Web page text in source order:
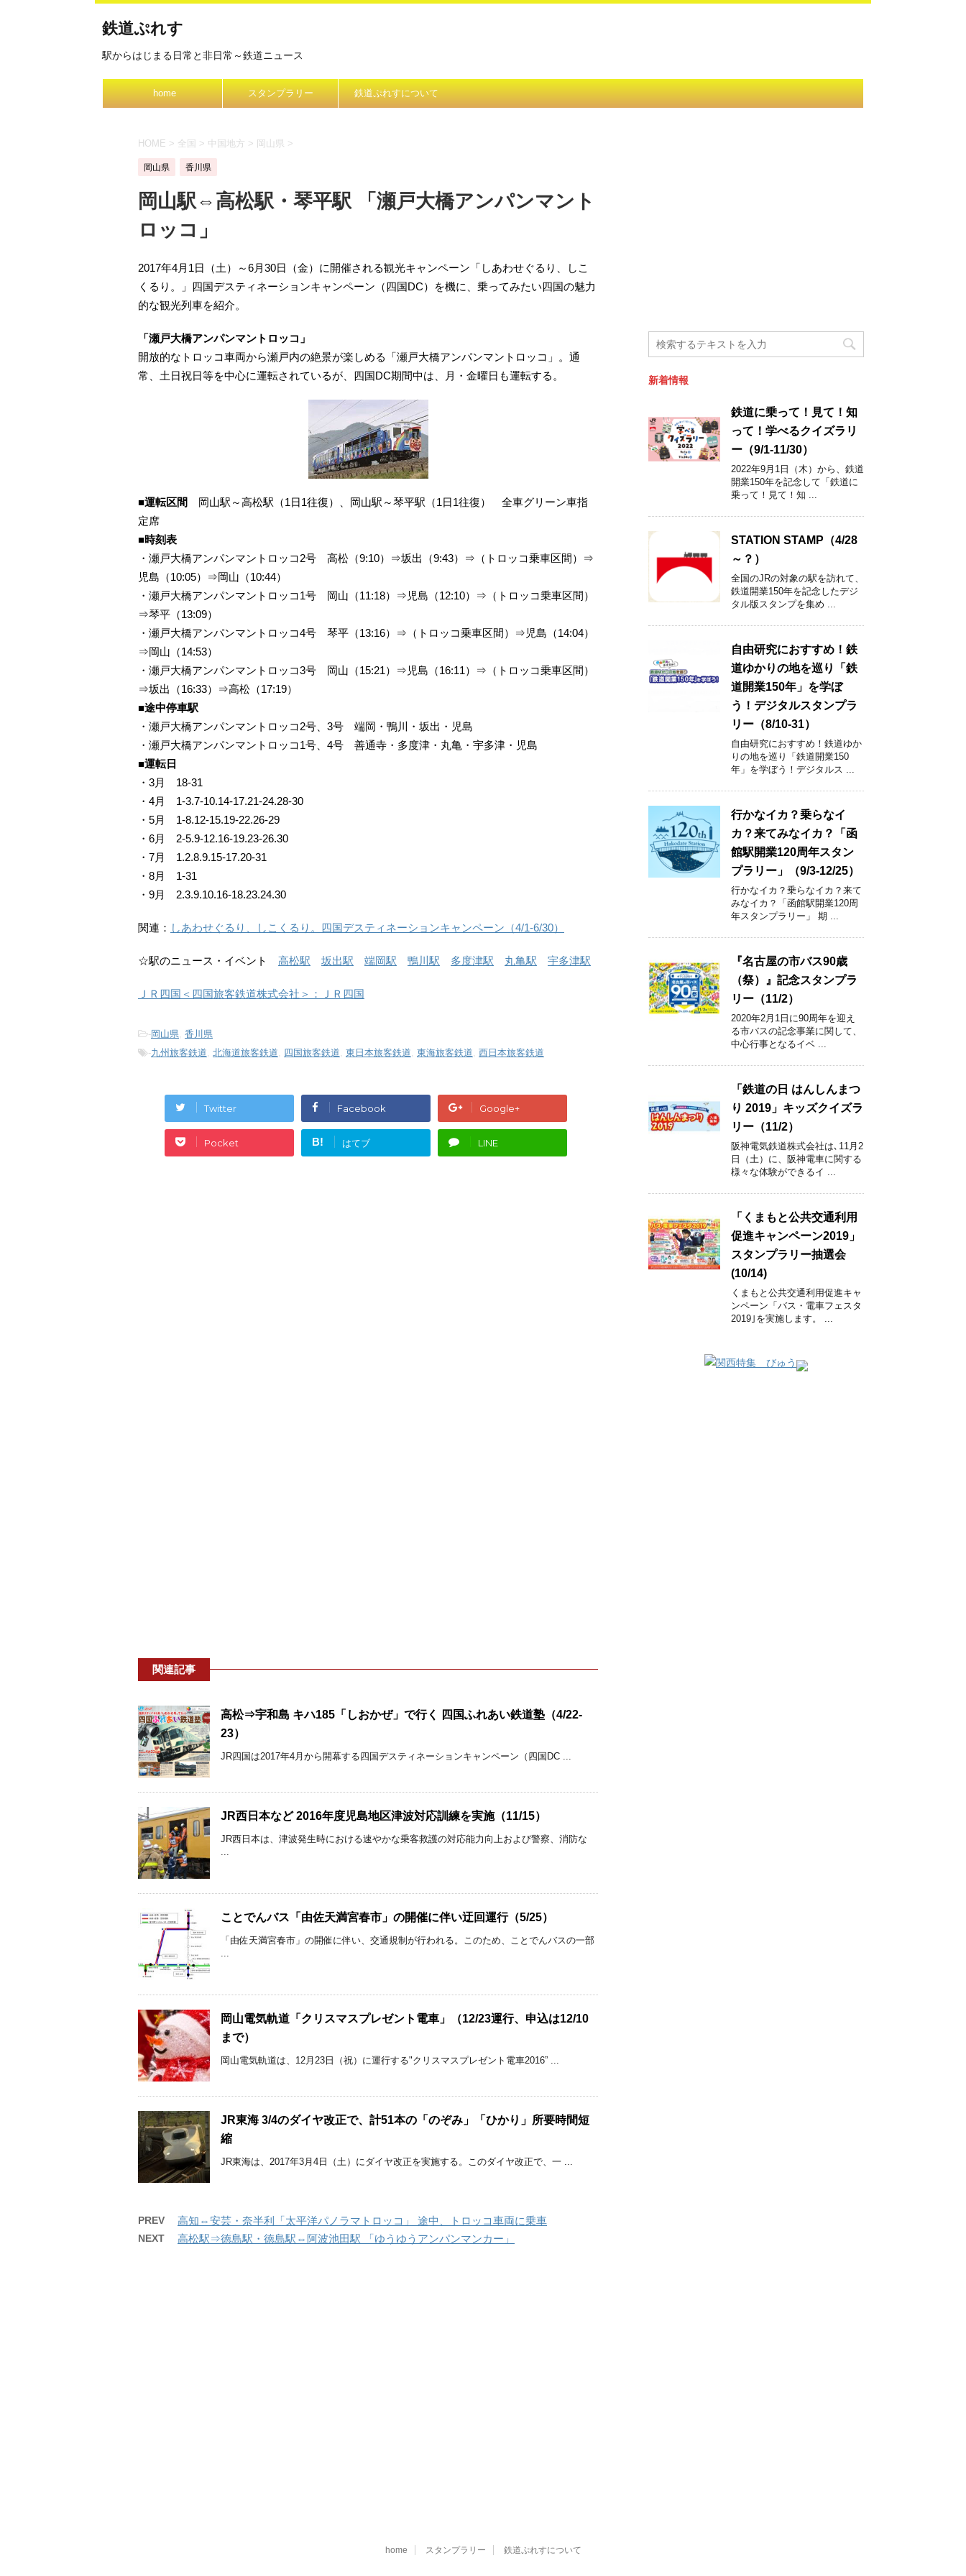
鉄道ぷれす
駅からはじまる日常と非日常～鉄道ニュース
home スタンプラリー 鉄道ぷれすについて
HOME > 全国 > 中国地方 > 岡山県 >
岡山県 香川県
岡山駅⇔高松駅・琴平駅 「瀬戸大橋アンパンマント
ロッコ」
2017年4月1日（土）～6月30日（金）に開催される観光キャンペーン「しあわせぐるり、しこ
くるり。」四国デスティネーションキャンペーン（四国DC）を機に、乗ってみたい四国の魅力
的な観光列車を紹介。
「瀬戸大橋アンパンマントロッコ」
開放的なトロッコ車両から瀬戸内の絶景が楽しめる「瀬戸大橋アンパンマントロッコ」。通
常、土日祝日等を中心に運転されているが、四国DC期間中は、月・金曜日も運転する。
■運転区間
岡山駅～高松駅（1日1往復）、岡山駅～琴平駅（1日1往復） 全車グリーン車指
定席
■時刻表
・瀬戸大橋アンパンマントロッコ2号 高松（9:10）⇒坂出（9:43）⇒（トロッコ乗車区間）⇒
児島（10:05）⇒岡山（10:44）
・瀬戸大橋アンパンマントロッコ1号 岡山（11:18）⇒児島（12:10）⇒（トロッコ乗車区間）
⇒琴平（13:09）
・瀬戸大橋アンパンマントロッコ4号 琴平（13:16）⇒（トロッコ乗車区間）⇒児島（14:04）
⇒岡山（14:53）
・瀬戸大橋アンパンマントロッコ3号 岡山（15:21）⇒児島（16:11）⇒（トロッコ乗車区間）
⇒坂出（16:33）⇒高松（17:19）
■途中停車駅
・瀬戸大橋アンパンマントロッコ2号、3号 端岡・鴨川・坂出・児島
・瀬戸大橋アンパンマントロッコ1号、4号 善通寺・多度津・丸亀・宇多津・児島
■運転日
・3月 18-31
・4月 1-3.7-10.14-17.21-24.28-30
・5月 1-8.12-15.19-22.26-29
・6月 2-5.9-12.16-19.23-26.30
・7月 1.2.8.9.15-17.20-31
・8月 1-31
・9月 2.3.9.10.16-18.23.24.30
関連： しあわせぐるり、しこくるり。四国デスティネーションキャンペーン（4/1-6/30）
☆駅のニュース・イベント 高松駅 坂出駅 端岡駅 鴨川駅 多度津駅 丸亀駅 宇多津駅
ＪＲ四国＜四国旅客鉄道株式会社＞：ＪＲ四国
-岡山県, 香川県
-九州旅客鉄道, 北海道旅客鉄道, 四国旅客鉄道, 東日本旅客鉄道, 東海旅客鉄道, 西日本旅客鉄道
Twitter Facebook Google+
Pocket B! はてブ LINE
関連記事
高松⇒宇和島 キハ185「しおかぜ」で行く 四国ふれあい鉄道塾（4/22-
23）
JR四国は2017年4月から開幕する四国デスティネーションキャンペーン（四国DC ...
JR西日本など 2016年度児島地区津波対応訓練を実施（11/15）
JR西日本は、津波発生時における速やかな乗客救護の対応能力向上および警察、消防な
...
ことでんバス「由佐天満宮春市」の開催に伴い迂回運行（5/25）
「由佐天満宮春市」の開催に伴い、交通規制が行われる。このため、ことでんバスの一部
...
岡山電気軌道「クリスマスプレゼント電車」（12/23運行、申込は12/10
まで）
岡山電気軌道は、12月23日（祝）に運行する"クリスマスプレゼント電車2016” ...
JR東海 3/4のダイヤ改正で、計51本の「のぞみ」「ひかり」所要時間短
縮
JR東海は、2017年3月4日（土）にダイヤ改正を実施する。このダイヤ改正で、一 ...
PREV 高知⇔安芸・奈半利「太平洋パノラマトロッコ」 途中、トロッコ車両に乗車
NEXT 高松駅⇒徳島駅・徳島駅⇔阿波池田駅 「ゆうゆうアンパンマンカー」
新着情報
鉄道に乗って！見て！知
って！学べるクイズラリ
ー（9/1-11/30）
2022年9月1日（木）から、鉄道
開業150年を記念して「鉄道に
乗って！見て！知 ...
STATION STAMP（4/28
～？）
全国のJRの対象の駅を訪れて、
鉄道開業150年を記念したデジ
タル版スタンプを集め ...
自由研究におすすめ！鉄
道ゆかりの地を巡り「鉄
道開業150年」を学ぼ
う！デジタルスタンプラ
リー（8/10-31）
自由研究におすすめ！鉄道ゆか
りの地を巡り「鉄道開業150
年」を学ぼう！デジタルス ...
行かなイカ？乗らなイ
カ？来てみなイカ？「函
館駅開業120周年スタン
プラリー」（9/3-12/25）
行かなイカ？乗らなイカ？来て
みなイカ？「函館駅開業120周
年スタンプラリー」 期 ...
『名古屋の市バス90歳
（祭）』記念スタンプラ
リー（11/2）
2020年2月1日に90周年を迎え
る市バスの記念事業に関して、
中心行事となるイベ ...
「鉄道の日 はんしんまつ
り 2019」キッズクイズラ
リー（11/2）
阪神電気鉄道株式会社は､11月2
日（土）に、阪神電車に関する
様々な体験ができるイ ...
「くまもと公共交通利用
促進キャンペーン2019」
スタンプラリー抽選会
(10/14)
くまもと公共交通利用促進キャ
ンペーン「バス・電車フェスタ
2019｣を実施します。 ...
home スタンプラリー 鉄道ぷれすについて